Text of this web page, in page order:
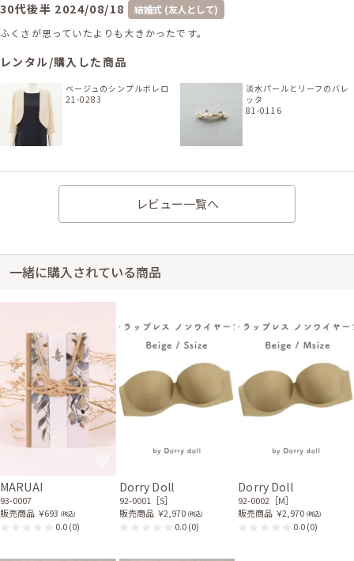
30代後半 2024/08/18
結婚式 (友人として)
ふくさが思っていたよりも大きかったです。
レンタル/購入した商品
ベージュのシンプルボレロ
21-0283
淡水パールとリーフのバレ
ッタ
81-0116
レビュー一覧へ
一緒に購入されている商品
MARUAI
93-0007
販売商品 ￥693 (税込)
0.0(0)
Dorry Doll
92-0001［S］
販売商品 ￥2,970 (税込)
0.0(0)
Dorry Doll
92-0002［M］
販売商品 ￥2,970 (税込)
0.0(0)